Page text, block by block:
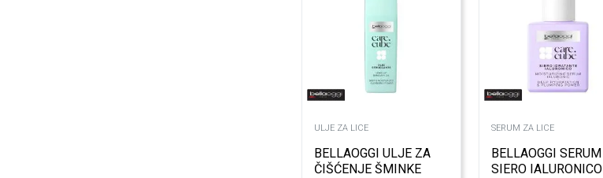
ULJE ZA LICE
BELLAOGGI ULJE ZA
ČIŠĆENJE ŠMINKE
SERUM ZA LICE
BELLAOGGI SERUM
SIERO IALURONICO